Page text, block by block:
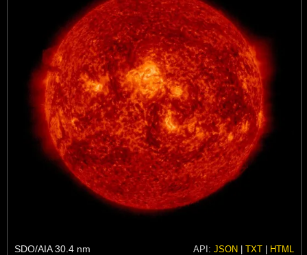
SDO/AIA 30.4 nm API: JSON | TXT | HTML